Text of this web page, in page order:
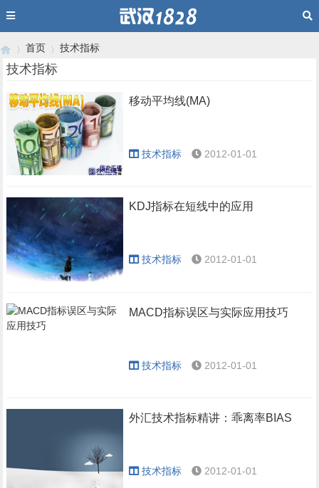
›
首页
›
技术指标
技术指标
移动平均线(MA)
技术指标 2012-01-01
KDJ指标在短线中的应用
技术指标 2012-01-01
MACD指标误区与实际应用技巧
技术指标 2012-01-01
外汇技术指标精讲：乖离率BIAS
技术指标 2012-01-01